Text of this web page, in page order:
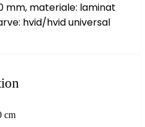
mm, materiale: laminat
hvid/hvid universal
cm